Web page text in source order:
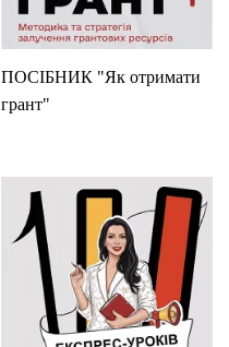
ПОСІБНИК "Як отримати
грант"